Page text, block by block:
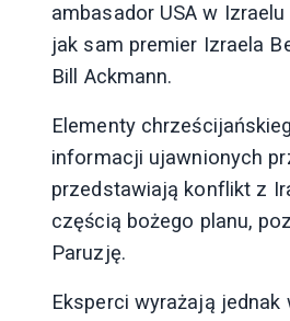
ambasador USA w
jak sam premier Izraela
Bill Ackmann.
Elementy
informacji ujawnionych
przedstawiają konflikt z
częścią bożego planu,
Paruzję.
Eksperci wyrażają